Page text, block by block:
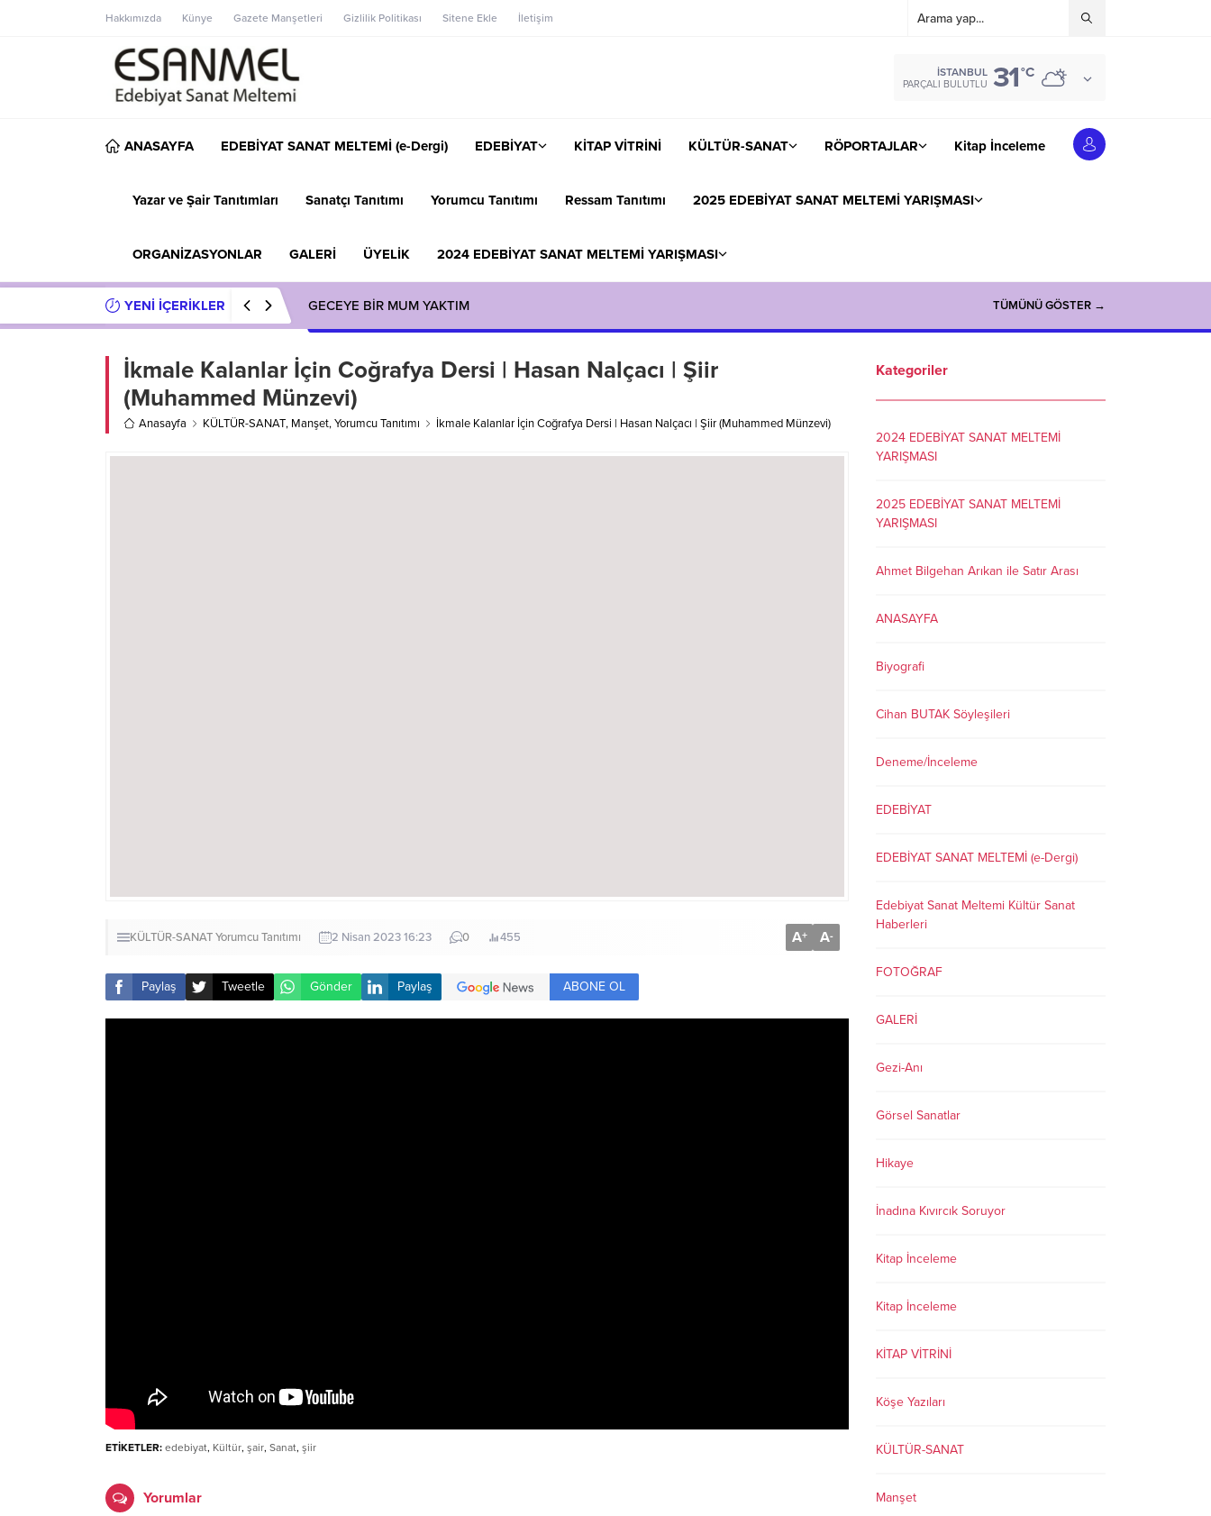
Hakkımızda Künye Gazete Manşetleri Gizlilik Politikası Sitene Ekle İletişim
İSTANBUL
PARÇALI BULUTLU 31°C
ANASAYFA EDEBİYAT SANAT MELTEMİ (e-Dergi) EDEBİYAT KİTAP VİTRİNİ KÜLTÜR-SANAT RÖPORTAJLAR Kitap İnceleme
Yazar ve Şair Tanıtımları Sanatçı Tanıtımı Yorumcu Tanıtımı Ressam Tanıtımı 2025 EDEBİYAT SANAT MELTEMİ YARIŞMASI
ORGANİZASYONLAR GALERİ ÜYELİK 2024 EDEBİYAT SANAT MELTEMİ YARIŞMASI
YENİ İÇERİKLER GECEYE BİR MUM YAKTIM TÜMÜNÜ GÖSTER →
İkmale Kalanlar İçin Coğrafya Dersi | Hasan Nalçacı | Şiir
(Muhammed Münzevi)
Anasayfa KÜLTÜR-SANAT, Manşet,Yorumcu Tanıtımı İkmale Kalanlar İçin Coğrafya Dersi | Hasan Nalçacı | Şiir (Muhammed Münzevi)
KÜLTÜR-SANATYorumcu Tanıtımı 2 Nisan 2023 16:23 0 455 A+ A-
Paylaş Tweetle Gönder Paylaş ABONE OL
ETİKETLER: edebiyat, Kültür, şair, Sanat, şiir
Yorumlar
Kategoriler
2024 EDEBİYAT SANAT MELTEMİ
YARIŞMASI
2025 EDEBİYAT SANAT MELTEMİ
YARIŞMASI
Ahmet Bilgehan Arıkan ile Satır Arası
ANASAYFA
Biyografi
Cihan BUTAK Söyleşileri
Deneme/İnceleme
EDEBİYAT
EDEBİYAT SANAT MELTEMİ (e-Dergi)
Edebiyat Sanat Meltemi Kültür Sanat
Haberleri
FOTOĞRAF
GALERİ
Gezi-Anı
Görsel Sanatlar
Hikaye
İnadına Kıvırcık Soruyor
Kitap İnceleme
Kitap İnceleme
KİTAP VİTRİNİ
Köşe Yazıları
KÜLTÜR-SANAT
Manşet